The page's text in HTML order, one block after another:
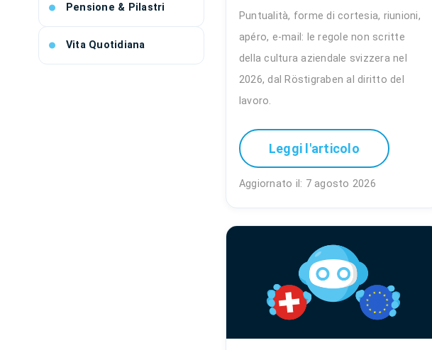
Pensione & Pilastri
Vita Quotidiana
Puntualità, forme di cortesia, riunioni,
apéro, e-mail: le regole non scritte
della cultura aziendale svizzera nel
2026, dal Röstigraben al diritto del
lavoro.
Leggi l'articolo
Aggiornato il: 7 agosto 2026